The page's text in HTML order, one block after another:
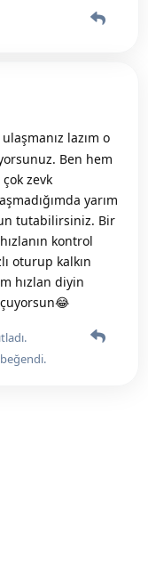
lazım o
Ben hem
zevk
yarım
tutabilirsiniz. Bir
kontrol
oturup kalkın
hızlan diyin
.